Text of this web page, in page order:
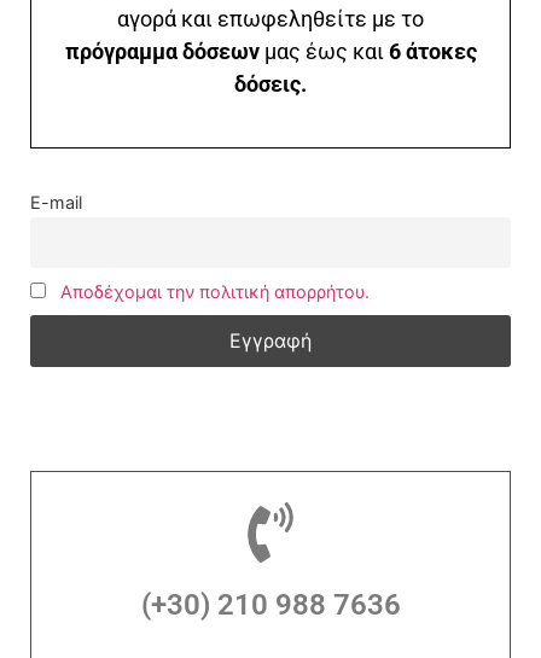
αγορά και επωφεληθείτε με το
πρόγραμμα δόσεωνμας έως και 6 άτοκες
δόσεις.
E-mail
Αποδέχομαι την πολιτική απορρήτου.
(+30) 210 988 7636